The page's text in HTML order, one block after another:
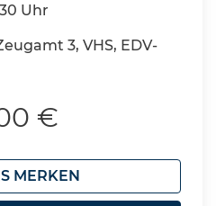
Uhr
3, VHS, EDV-
€
MERKEN